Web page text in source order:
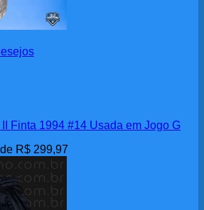
Finta 1994 #14 Usada em Jogo G
R$ 299,97